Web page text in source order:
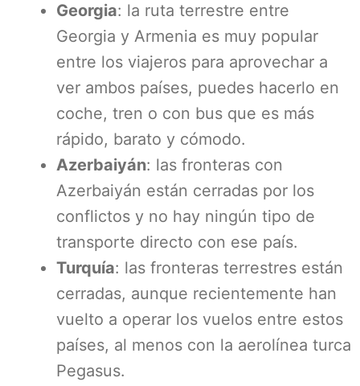
Georgia: la ruta terrestre entre
Georgia y Armenia es muy popular
entre los viajeros para aprovechar a
ver ambos países, puedes hacerlo en
coche, tren o con bus que es más
rápido, barato y cómodo.
Azerbaiyán: las fronteras con
Azerbaiyán están cerradas por los
conflictos y no hay ningún tipo de
transporte directo con ese país.
Turquía: las fronteras terrestres están
cerradas, aunque recientemente han
vuelto a operar los vuelos entre estos
países, al menos con la aerolínea turca
Pegasus.